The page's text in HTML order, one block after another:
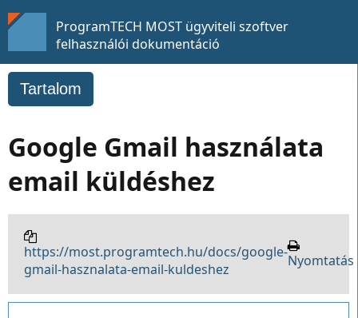
ProgramTECH MOST ügyviteli szoftver
felhasználói dokumentáció
Tartalom
Google Gmail használata
email küldéshez
https://most.programtech.hu/docs/google-
gmail-hasznalata-email-kuldeshez
Nyomtatás